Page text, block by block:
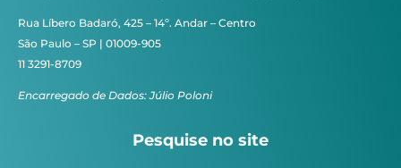
Rua Líbero Badaró, 425 – 14º. Andar – Centro
São Paulo – SP | 01009-905
11 3291-8709
Encarregado de Dados: Júlio Poloni
Pesquise no site